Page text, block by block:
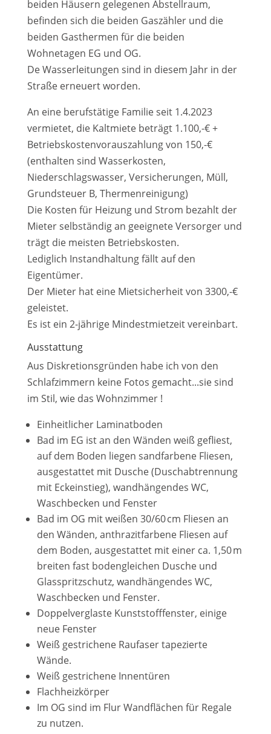
beiden Häusern gelegenen Abstellraum,
befinden sich die beiden Gaszähler und die
beiden Gasthermen für die beiden
Wohnetagen EG und OG.
De Wasserleitungen sind in diesem Jahr in der
Straße erneuert worden.
An eine berufstätige Familie seit 1.4.2023
vermietet, die Kaltmiete beträgt 1.100,-€ +
Betriebskostenvorauszahlung von 150,-€
(enthalten sind Wasserkosten,
Niederschlagswasser, Versicherungen, Müll,
Grundsteuer B, Thermenreinigung)
Die Kosten für Heizung und Strom bezahlt der
Mieter selbständig an geeignete Versorger und
trägt die meisten Betriebskosten.
Lediglich Instandhaltung fällt auf den
Eigentümer.
Der Mieter hat eine Mietsicherheit von 3300,-€
geleistet.
Es ist ein 2-jährige Mindestmietzeit vereinbart.
Ausstattung
Aus Diskretionsgründen habe ich von den
Schlafzimmern keine Fotos gemacht...sie sind
im Stil, wie das Wohnzimmer !
Einheitlicher Laminatboden
Bad im EG ist an den Wänden weiß gefliest,
auf dem Boden liegen sandfarbene Fliesen,
ausgestattet mit Dusche (Duschabtrennung
mit Eckeinstieg), wandhängendes WC,
Waschbecken und Fenster
Bad im OG mit weißen 30/60 cm Fliesen an
den Wänden, anthrazitfarbene Fliesen auf
dem Boden, ausgestattet mit einer ca. 1,50 m
breiten fast bodengleichen Dusche und
Glasspritzschutz, wandhängendes WC,
Waschbecken und Fenster.
Doppelverglaste Kunststofffenster, einige
neue Fenster
Weiß gestrichene Raufaser tapezierte
Wände.
Weiß gestrichene Innentüren
Flachheizkörper
Im OG sind im Flur Wandflächen für Regale
zu nutzen.